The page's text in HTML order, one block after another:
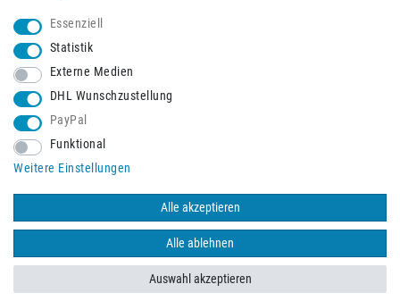
© 2026 Burbach+Goetz Deutsche Sanitätshaus GmbH
vorbehalten. Alle Preise verstehen sich inklusive der Mehrwertsteuer,
zuzüglich der Versandkosten.
Essenziell
Statistik
Externe Medien
DHL Wunschzustellung
PayPal
Funktional
Weitere Einstellungen
Alle akzeptieren
Alle ablehnen
Auswahl akzeptieren